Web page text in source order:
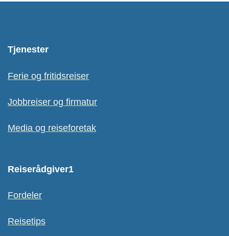
Tjenester
Ferie og fritidsreiser
Jobbreiser og firmatur
Media og reiseforetak
Reiserådgiver1
Fordeler
Reisetips